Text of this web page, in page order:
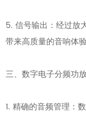
5. 信号输出：经过放
带来高质量的音响体验
三、数字电子分频功
1. 精确的音频管理：